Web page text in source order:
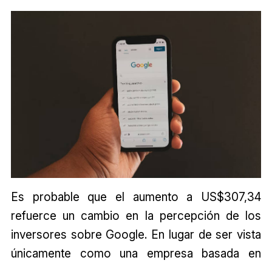
Es probable que el aumento a US$307,34
refuerce un cambio en la percepción de los
inversores sobre Google. En lugar de ser vista
únicamente como una empresa basada en